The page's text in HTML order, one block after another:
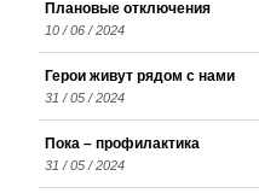
Плановые отключения
10 / 06 / 2024
Герои живут рядом с нами
31 / 05 / 2024
Пока – профилактика
31 / 05 / 2024